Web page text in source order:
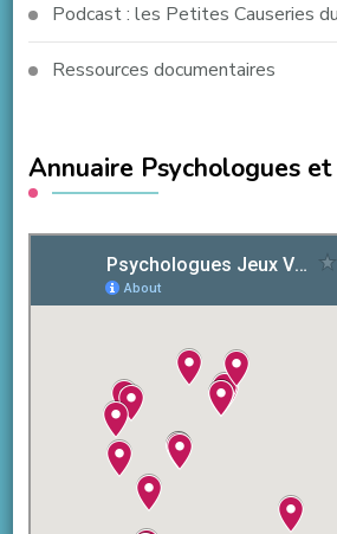
Podcast : les Petites Causeries
Ressources documentaires
Annuaire Psychologues